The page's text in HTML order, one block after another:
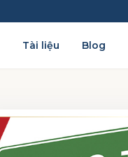
Tài liệu Blog